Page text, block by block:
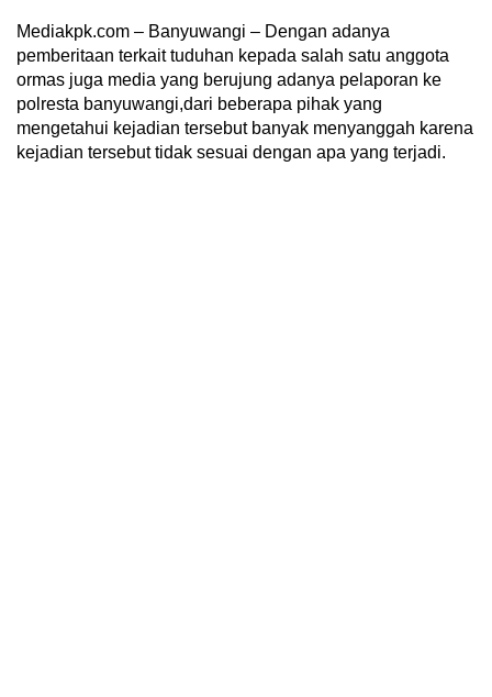
Mediakpk.com – Banyuwangi – Dengan adanya
pemberitaan terkait tuduhan kepada salah satu anggota
ormas juga media yang berujung adanya pelaporan ke
polresta banyuwangi,dari beberapa pihak yang
mengetahui kejadian tersebut banyak menyanggah karena
kejadian tersebut tidak sesuai dengan apa yang terjadi.